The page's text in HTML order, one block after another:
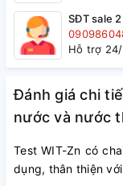
SĐT sale 2
Hỗ trợ
Đánh giá chi
nước và nước
Test WIT-Zn có
dụng, thân thiện